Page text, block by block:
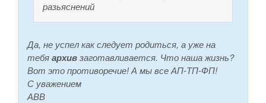
разьяснений
Да, не успел как следует родиться, а уже на
тебяархивзаготавливается. Что наша жизнь?
Вот это противоречие! А мы все АП-ТП-ФП!
С уважением
АВВ